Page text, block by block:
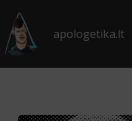
Pereiti
prie
turinio
apologetika.lt